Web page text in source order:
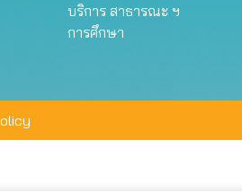
บริการ สาธารณะ ฯ
การศึกษา